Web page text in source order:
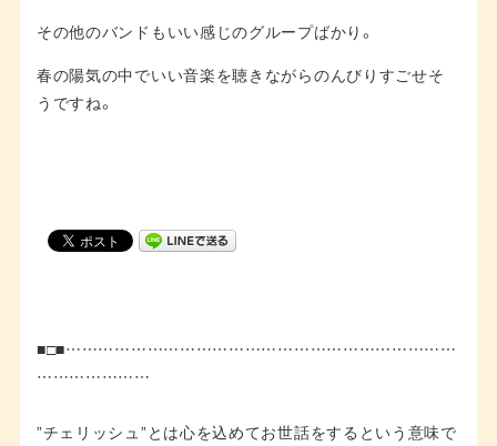
その他のバンドもいい感じのグループばかり。
春の陽気の中でいい音楽を聴きながらのんびりすごせそ
うですね。
■□■………………………………………………………………
…………………
”チェリッシュ”とは心を込めてお世話をするという意味で